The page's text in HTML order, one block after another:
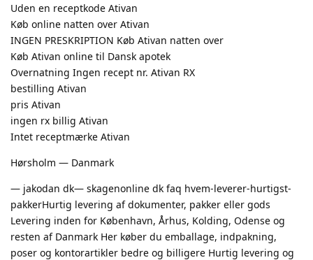
Uden en receptkode Ativan
Køb online natten over Ativan
INGEN PRESKRIPTION Køb Ativan natten over
Køb Ativan online til Dansk apotek
Overnatning Ingen recept nr. Ativan RX
bestilling Ativan
pris Ativan
ingen rx billig Ativan
Intet receptmærke Ativan
Hørsholm — Danmark
— jakodan dk— skagenonline dk faq hvem-leverer-hurtigst-
pakkerHurtig levering af dokumenter, pakker eller gods
Levering inden for København, Århus, Kolding, Odense og
resten af Danmark Her køber du emballage, indpakning,
poser og kontorartikler bedre og billigere Hurtig levering og